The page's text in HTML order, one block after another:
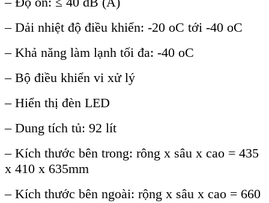
– Dải nhiệt độ điều khiển: -20 oC tới -40 oC
– Khả năng làm lạnh tối đa: -40 oC
– Bộ điều khiển vi xử lý
– Hiển thị đèn LED
– Dung tích tủ: 92 lít
– Kích thước bên trong: rông x sâu x cao = 435
x 410 x 635mm
– Kích thước bên ngoài: rộng x sâu x cao = 660